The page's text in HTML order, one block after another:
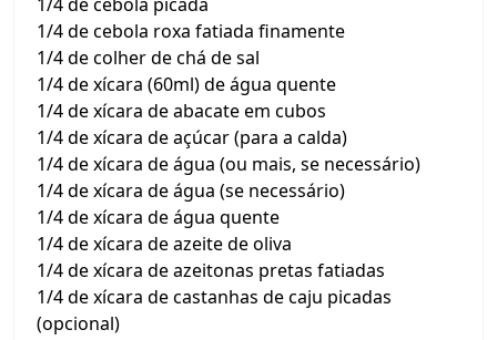
1/4 de cebola roxa fatiada finamente
1/4 de colher de chá de sal
1/4 de xícara (60ml) de água quente
1/4 de xícara de abacate em cubos
1/4 de xícara de açúcar (para a calda)
1/4 de xícara de água (ou mais, se necessário)
1/4 de xícara de água (se necessário)
1/4 de xícara de água quente
1/4 de xícara de azeite de oliva
1/4 de xícara de azeitonas pretas fatiadas
1/4 de xícara de castanhas de caju picadas
(opcional)